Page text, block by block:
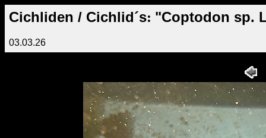
Cichliden / Cichlid´s: "Coptodon sp.
03.03.26